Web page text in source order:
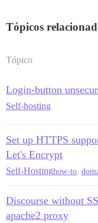
Tópicos
Tópico
Login-button
Self-hosting
Set up HTTPS
Let's Encrypt
Self-Hostinghow-to
Discourse without
apache2 proxy